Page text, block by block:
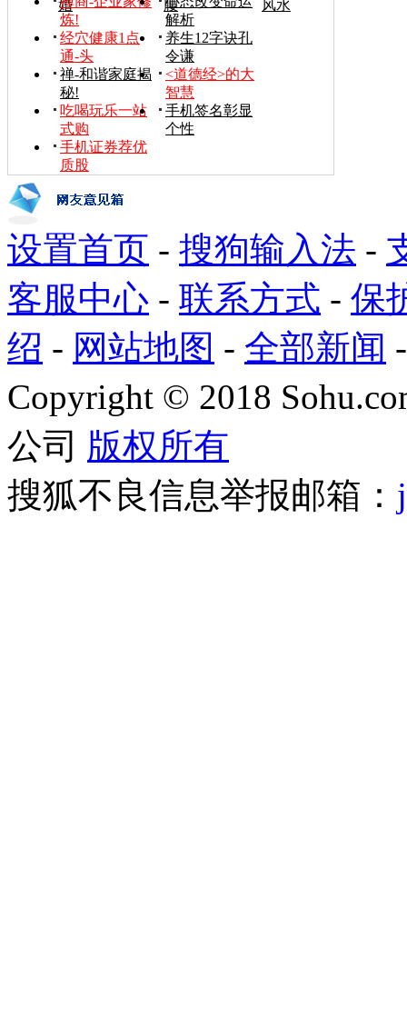
婚 腰 风水
炼!
解析
经穴健康1点
通-头
养生12字诀孔
令谦
禅-和谐家庭揭
秘!
<道德经>的大
智慧
吃喝玩乐一站
式购
手机签名彰显
个性
手机证券荐优
质股
设置首页 - 搜狗输入法 -
客服中心 - 联系方式 - 保
绍 - 网站地图 - 全部新闻
Copyright © 2018
公司 版权所有
搜狐不良信息举报邮箱：